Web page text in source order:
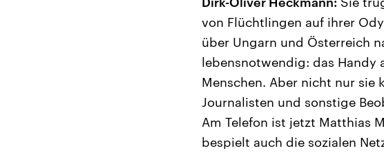
von Flüchtlingen auf ihrer
über Ungarn und Österreich
lebensnotwendig: das Handy
Menschen. Aber nicht nur sie
Journalisten und sonstige
Am Telefon ist jetzt Matthias
bespielt auch die sozialen